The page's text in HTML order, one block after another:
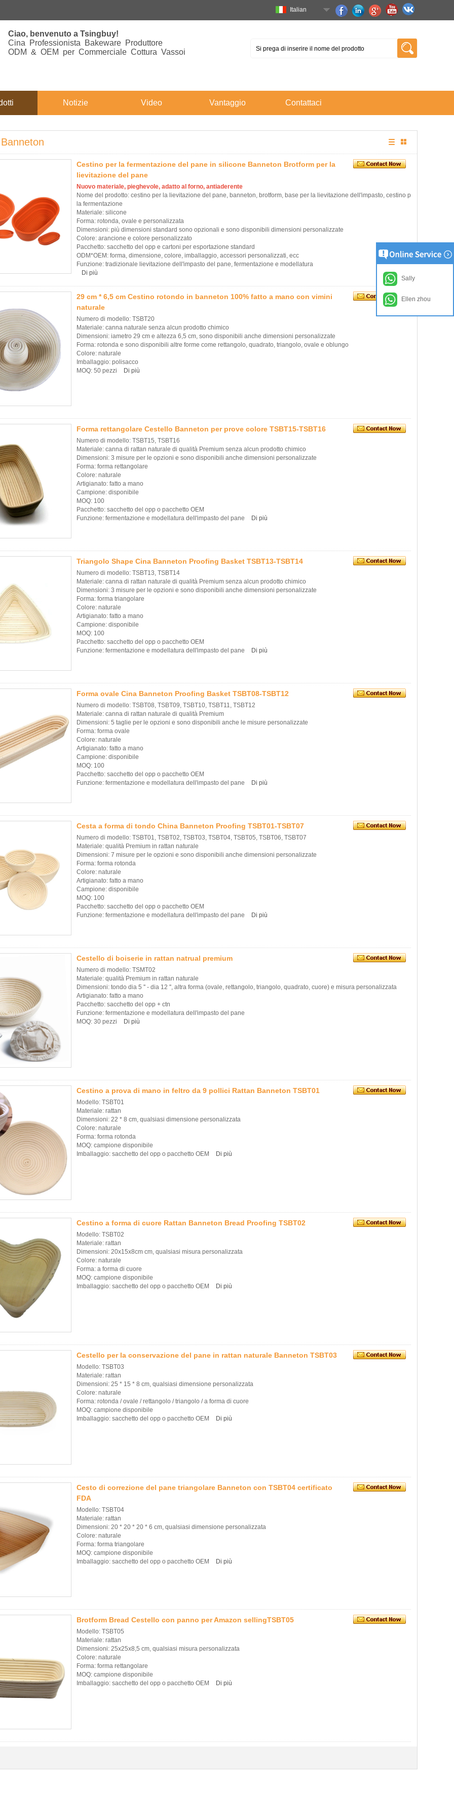
Italian
Ciao, benvenuto a Tsingbuy!
Cina Professionista Bakeware Produttore
ODM & OEM per Commerciale Cottura Vassoi
Notizie Video Vantaggio Contattaci
Cestino per la fermentazione del pane in silicone Banneton Brotform per la
lievitazione del pane
Nuovo materiale, pieghevole, adatto al forno, antiaderente
Nome del prodotto: cestino per la lievitazione del pane, banneton, brotform, base per la lievitazione dell'impasto, cestino per
la fermentazione
Materiale: silicone
Forma: rotonda, ovale e personalizzata
Dimensioni: più dimensioni standard sono opzionali e sono disponibili dimensioni personalizzate
Colore: arancione e colore personalizzato
Pacchetto: sacchetto del opp e cartoni per esportazione standard
ODM*OEM: forma, dimensione, colore, imballaggio, accessori personalizzati, ecc
Funzione: tradizionale lievitazione dell'impasto del pane, fermentazione e modellatura
Di più
29 cm * 6,5 cm Cestino rotondo in banneton 100% fatto a mano con vimini
naturale
Numero di modello: TSBT20
Materiale: canna naturale senza alcun prodotto chimico
Dimensioni: iametro 29 cm e altezza 6,5 ​​cm, sono disponibili anche dimensioni personalizzate
Forma: rotonda e sono disponibili altre forme come rettangolo, quadrato, triangolo, ovale e oblungo
Colore: naturale
Imballaggio: polisacco
MOQ: 50 pezzi
Di più
Forma rettangolare Cestello Banneton per prove colore TSBT15-TSBT16
Numero di modello: TSBT15, TSBT16
Materiale: canna di rattan naturale di qualità Premium senza alcun prodotto chimico
Dimensioni: 3 misure per le opzioni e sono disponibili anche dimensioni personalizzate
Forma: forma rettangolare
Colore: naturale
Artigianato: fatto a mano
Campione: disponibile
MOQ: 100
Pacchetto: sacchetto del opp o pacchetto OEM
Funzione: fermentazione e modellatura dell'impasto del pane
Di più
Triangolo Shape Cina Banneton Proofing Basket TSBT13-TSBT14
Numero di modello: TSBT13, TSBT14
Materiale: canna di rattan naturale di qualità Premium senza alcun prodotto chimico
Dimensioni: 3 misure per le opzioni e sono disponibili anche dimensioni personalizzate
Forma: forma triangolare
Colore: naturale
Artigianato: fatto a mano
Campione: disponibile
MOQ: 100
Pacchetto: sacchetto del opp o pacchetto OEM
Funzione: fermentazione e modellatura dell'impasto del pane
Di più
Forma ovale Cina Banneton Proofing Basket TSBT08-TSBT12
Numero di modello: TSBT08, TSBT09, TSBT10, TSBT11, TSBT12
Materiale: canna di rattan naturale di qualità Premium
Dimensioni: 5 taglie per le opzioni e sono disponibili anche le misure personalizzate
Forma: forma ovale
Colore: naturale
Artigianato: fatto a mano
Campione: disponibile
MOQ: 100
Pacchetto: sacchetto del opp o pacchetto OEM
Funzione: fermentazione e modellatura dell'impasto del pane
Di più
Cesta a forma di tondo China Banneton Proofing TSBT01-TSBT07
Numero di modello: TSBT01, TSBT02, TSBT03, TSBT04, TSBT05, TSBT06, TSBT07
Materiale: qualità Premium in rattan naturale
Dimensioni: 7 misure per le opzioni e sono disponibili anche dimensioni personalizzate
Forma: forma rotonda
Colore: naturale
Artigianato: fatto a mano
Campione: disponibile
MOQ: 100
Pacchetto: sacchetto del opp o pacchetto OEM
Funzione: fermentazione e modellatura dell'impasto del pane
Di più
Cestello di boiserie in rattan natrual premium
Numero di modello: TSMT02
Materiale: qualità Premium in rattan naturale
Dimensioni: tondo dia 5 '' - dia 12 '', altra forma (ovale, rettangolo, triangolo, quadrato, cuore) e misura personalizzata
Artigianato: fatto a mano
Pacchetto: sacchetto del opp + ctn
Funzione: fermentazione e modellatura dell'impasto del pane
MOQ: 30 pezzi
Di più
Cestino a prova di mano in feltro da 9 pollici Rattan Banneton TSBT01
Modello: TSBT01
Materiale: rattan
Dimensioni: 22 * ​​8 cm, qualsiasi dimensione personalizzata
Colore: naturale
Forma: forma rotonda
MOQ: campione disponibile
Imballaggio: sacchetto del opp o pacchetto OEM
Di più
Cestino a forma di cuore Rattan Banneton Bread Proofing TSBT02
Modello: TSBT02
Materiale: rattan
Dimensioni: 20x15x8cm cm, qualsiasi misura personalizzata
Colore: naturale
Forma: a forma di cuore
MOQ: campione disponibile
Imballaggio: sacchetto del opp o pacchetto OEM
Di più
Cestello per la conservazione del pane in rattan naturale Banneton TSBT03
Modello: TSBT03
Materiale: rattan
Dimensioni: 25 * 15 * 8 cm, qualsiasi dimensione personalizzata
Colore: naturale
Forma: rotonda / ovale / rettangolo / triangolo / a forma di cuore
MOQ: campione disponibile
Imballaggio: sacchetto del opp o pacchetto OEM
Di più
Cesto di correzione del pane triangolare Banneton con TSBT04 certificato
FDA
Modello: TSBT04
Materiale: rattan
Dimensioni: 20 * 20 * 20 * 6 cm, qualsiasi dimensione personalizzata
Colore: naturale
Forma: forma triangolare
MOQ: campione disponibile
Imballaggio: sacchetto del opp o pacchetto OEM
Di più
Brotform Bread Cestello con panno per Amazon sellingTSBT05
Modello: TSBT05
Materiale: rattan
Dimensioni: 25x25x8,5 cm, qualsiasi misura personalizzata
Colore: naturale
Forma: forma rettangolare
MOQ: campione disponibile
Imballaggio: sacchetto del opp o pacchetto OEM
Di più
Sally
Ellen zhou